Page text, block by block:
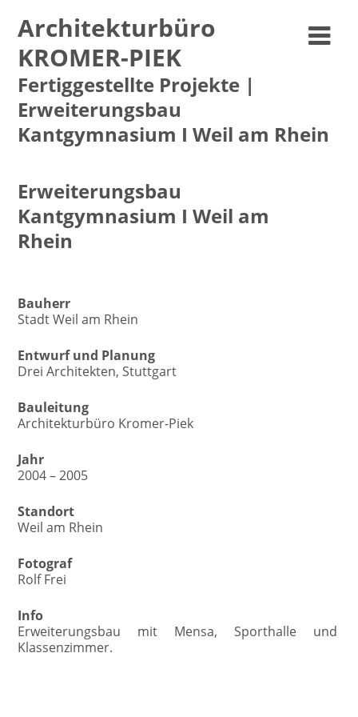
Architekturbüro
KROMER-PIEK
Fertiggestellte Projekte |
Erweiterungsbau
Kantgymnasium I Weil am Rhein
Erweiterungsbau
Kantgymnasium I Weil am
Rhein
Bauherr
Stadt Weil am Rhein
Entwurf und Planung
Drei Architekten, Stuttgart
Bauleitung
Architekturbüro Kromer-Piek
Jahr
2004 – 2005
Standort
Weil am Rhein
Fotograf
Rolf Frei
Info
Erweiterungsbau mit Mensa, Sporthalle und
Klassenzimmer.